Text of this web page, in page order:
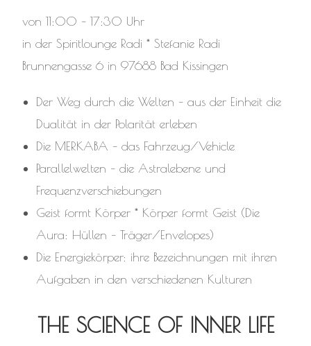
von 11:00 – 17:30 Uhr
in der Spiritlounge Radi * Stefanie Radi
Brunnengasse 6 in 97688 Bad Kissingen
Der Weg durch die Welten – aus der Einheit die
Dualität in der Polarität erleben
Die MERKABA – das Fahrzeug/Vehicle
Parallelwelten – die Astralebene und
Frequenzverschiebungen
Geist formt Körper * Körper formt Geist (Die
Aura: Hüllen – Träger/Envelopes)
Die Energiekörper: ihre Bezeichnungen mit ihren
Aufgaben in den verschiedenen Kulturen
THE SCIENCE OF INNER LIFE